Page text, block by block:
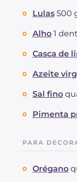
Lulas 500
Alho 1
Casca de
Azeite
Sal fino
Pimenta
PARA
Orégano